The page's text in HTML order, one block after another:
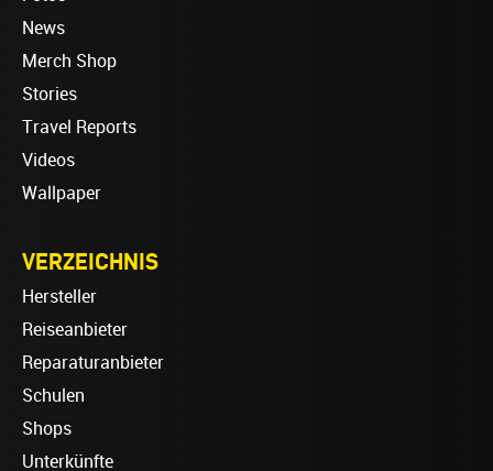
News
Merch Shop
Stories
Travel Reports
Videos
Wallpaper
VERZEICHNIS
Hersteller
Reiseanbieter
Reparaturanbieter
Schulen
Shops
Unterkünfte